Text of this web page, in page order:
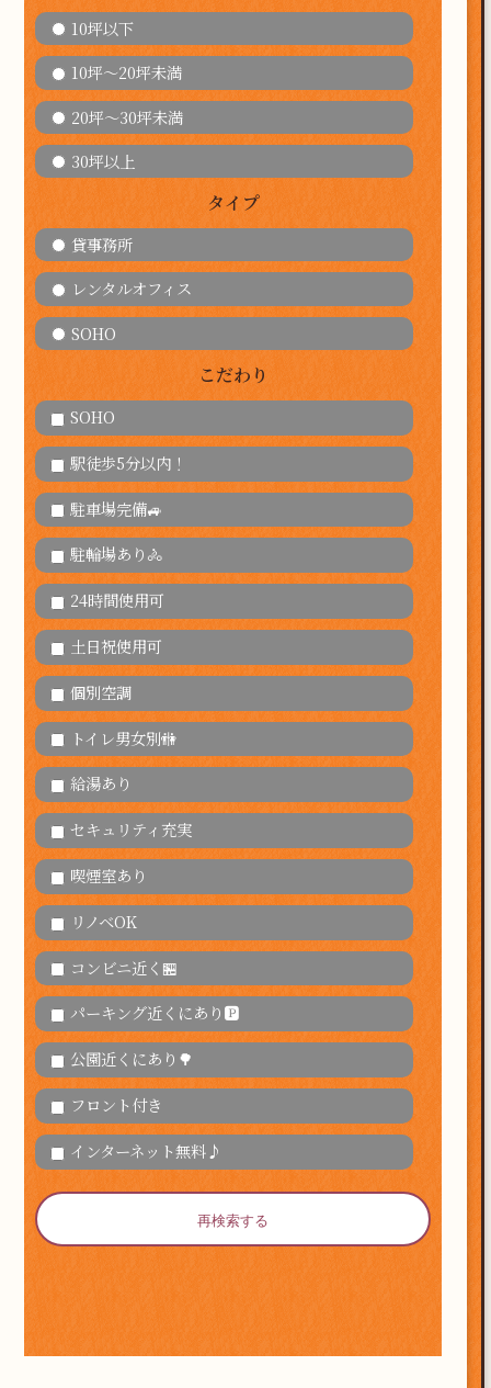
10坪以下
10坪～20坪未満
20坪～30坪未満
30坪以上
タイプ
貸事務所
レンタルオフィス
SOHO
こだわり
SOHO
駅徒歩5分以内！
駐車場完備🚙
駐輪場あり🚴
24時間使用可
土日祝使用可
個別空調
トイレ男女別🚻
給湯あり
セキュリティ充実
喫煙室あり
リノベOK
コンビニ近く🏪
パーキング近くにあり🅿
公園近くにあり🌳
フロント付き
インターネット無料♪